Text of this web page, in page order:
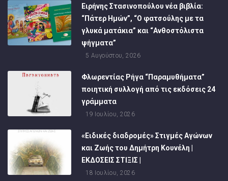
Ειρήνης Στασινοπούλου νέα βιβλία:
“Πάτερ Ημών”, “Ο φατσούλης με τα
γλυκά ματάκια” και “Ανθοστόλιστα
ψήγματα”
5 Αυγούστου, 2026
Φλωρεντίας Ρήγα “Παραμυθήματα”
ποιητική συλλογή από τις εκδόσεις 24
γράμματα
19 Ιουλίου, 2026
«Ειδικές διαδρομές» Στιγμές Αγώνων
και Ζωής του Δημήτρη Κουνέλη |
ΕΚΔΟΣΕΙΣ ΣΤΙΞΙΣ |
18 Ιουλίου, 2026